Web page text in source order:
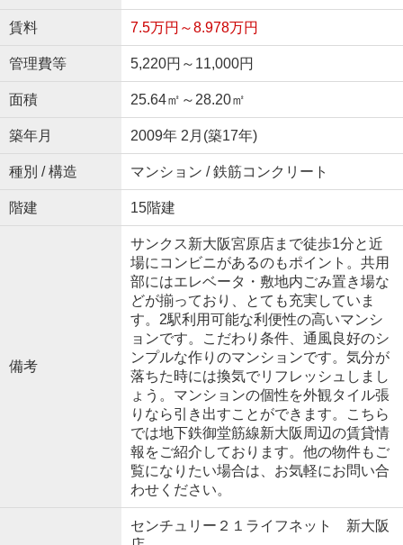
賃料 7.5万円～8.978万円
管理費等 5,220円～11,000円
面積 25.64㎡～28.20㎡
築年月 2009年 2月(築17年)
種別 / 構造 マンション / 鉄筋コンクリート
階建 15階建
備考
サンクス新大阪宮原店まで徒歩1分と近
場にコンビニがあるのもポイント。共用
部にはエレベータ・敷地内ごみ置き場な
どが揃っており、とても充実していま
す。2駅利用可能な利便性の高いマンシ
ョンです。こだわり条件、通風良好のシ
ンプルな作りのマンションです。気分が
落ちた時には換気でリフレッシュしまし
ょう。マンションの個性を外観タイル張
りなら引き出すことができます。こちら
では地下鉄御堂筋線新大阪周辺の賃貸情
報をご紹介しております。他の物件もご
覧になりたい場合は、お気軽にお問い合
わせください。
センチュリー２１ライフネット 新大阪